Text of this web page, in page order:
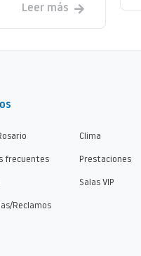
Leer más
Clima
frecuentes Prestaciones
Salas VIP
Reclamos